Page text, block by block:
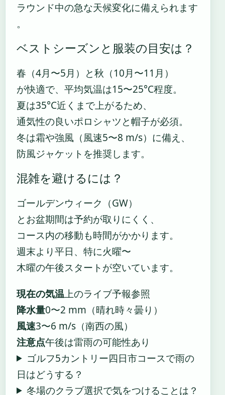
ラウンド中の急な天候変化に備えられます
。
ベストシーズンと服装の目安は？
春（4月〜5月）と秋（10月〜11月）
が快適で、平均気温は15〜25°C程度。
夏は35°C近くまで上がるため、
通気性の良いポロシャツと帽子が必須。
冬は霜や強風（風速5〜8 m/s）に備え、
防風ジャケットを推奨します。
混雑を避けるには？
ゴールデンウィーク（GW）
とお盆期間は予約が取りにくく、
コース内の移動も時間がかかります。
週末より平日、特に火曜〜
木曜の午後スタートが空いています。
現在の気温上のライブ予報参照
降水量0〜2 mm（晴れ時々曇り）
風速3〜6 m/s（南西の風）
注意点午後は雷雨の可能性あり
ゴルフ5カントリー四日市コースで雨の
日はどうする？
冬場のクラブ選択で気をつけることは？